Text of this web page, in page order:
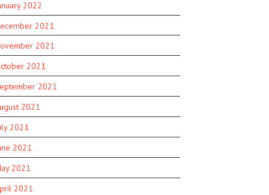
2022
2021
2021
2021
2021
2021
2021
2021
2021
2021